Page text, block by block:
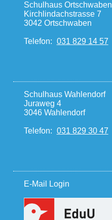
Schulhaus Ortschwaben
Kirchlindachstrasse 7
3042 Ortschwaben
Telefon: 031 829 14 57
Schulhaus Wahlendorf
Juraweg 4
3046 Wahlendorf
Telefon: 031 829 30 47
E-Mail Login